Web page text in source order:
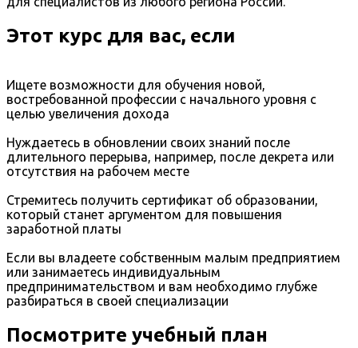
Этот курс для вас, если
Ищете возможности для обучения новой,
востребованной профессии с начального уровня с
целью увеличения дохода
Нуждаетесь в обновлении своих знаний после
длительного перерыва, например, после декрета или
отсутствия на рабочем месте
Стремитесь получить сертификат об образовании,
который станет аргументом для повышения
заработной платы
Если вы владеете собственным малым предприятием
или занимаетесь индивидуальным
предпринимательством и вам необходимо глубже
разбираться в своей специализации
Посмотрите учебный план